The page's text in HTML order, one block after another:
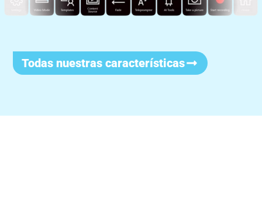
Todas nuestras características